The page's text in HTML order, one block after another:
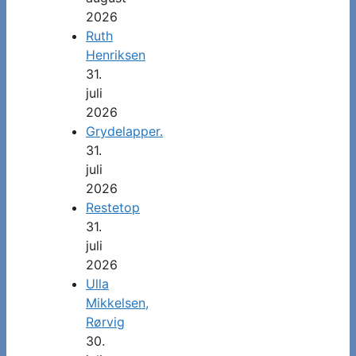
2026
Ruth
Henriksen
31.
juli
2026
Grydelapper.
31.
juli
2026
Restetop
31.
juli
2026
Ulla
Mikkelsen,
Rørvig
30.